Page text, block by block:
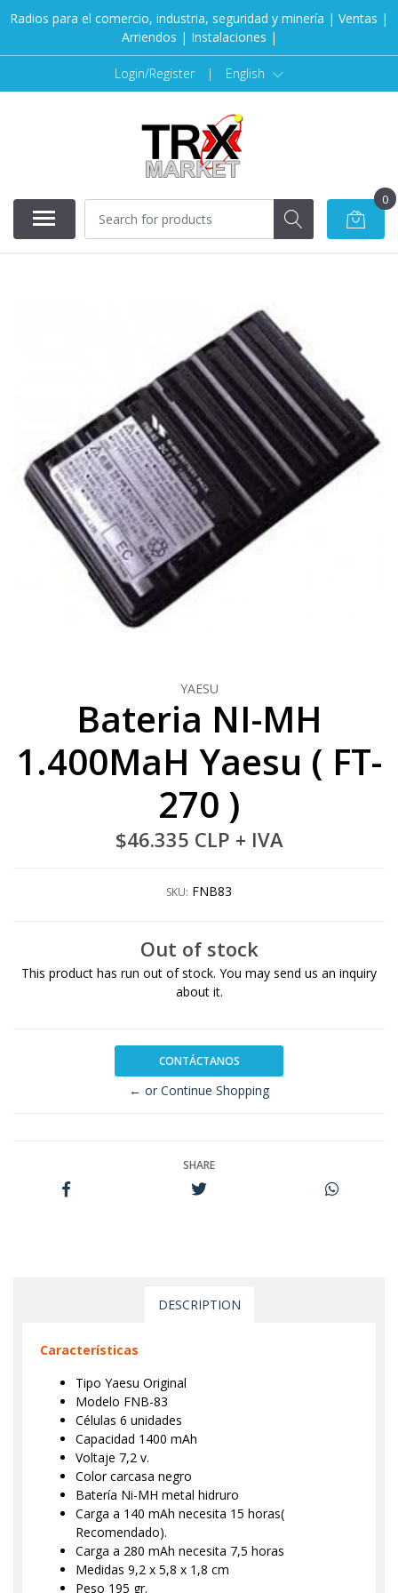
Radios para el comercio, industria, seguridad y minería | Ventas |
Arriendos | Instalaciones |
Login/Register | English
0
YAESU
Bateria NI-MH
1.400MaH Yaesu ( FT-
270 )
$46.335 CLP + IVA
SKU: FNB83
Out of stock
This product has run out of stock. You may send us an inquiry
about it.
CONTÁCTANOS
← or Continue Shopping
SHARE
DESCRIPTION
Características
Tipo Yaesu Original
Modelo FNB-83
Células 6 unidades
Capacidad 1400 mAh
Voltaje 7,2 v.
Color carcasa negro
Batería Ni-MH metal hidruro
Carga a 140 mAh necesita 15 horas(
Recomendado).
Carga a 280 mAh necesita 7,5 horas
Medidas 9,2 x 5,8 x 1,8 cm
Peso 195 gr.